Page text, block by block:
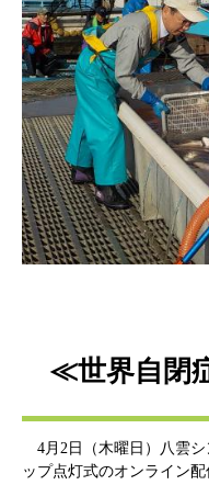
≪世界自閉
4月2日（木曜日）八雲シ
ップ点灯式のオンライン配